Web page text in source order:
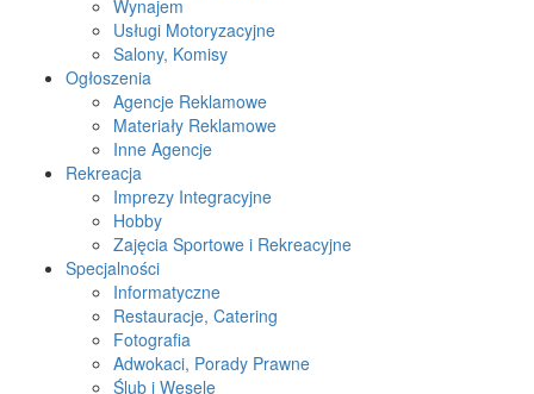
Wynajem
Usługi Motoryzacyjne
Salony, Komisy
Ogłoszenia
Agencje Reklamowe
Materiały Reklamowe
Inne Agencje
Rekreacja
Imprezy Integracyjne
Hobby
Zajęcia Sportowe i Rekreacyjne
Specjalności
Informatyczne
Restauracje, Catering
Fotografia
Adwokaci, Porady Prawne
Ślub i Wesele